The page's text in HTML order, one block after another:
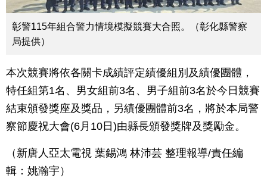
彰警115年組合警力情境模擬競賽大合照。（彰化縣警察
局提供）
本次競賽將依各關卡成績評定績優組別及績優團體，
特任組第1名、男女組前3名、男子組前3名於今日競賽
結束頒發獎座及獎品，另績優團體前3名，將於本局警
察節慶祝大會(6月10日)由縣長頒發獎牌及獎勵金。
（新唐人亞太電視 葉錫鴻 林沛芸 整理報導/責任編
輯： 姚瀚宇 ）